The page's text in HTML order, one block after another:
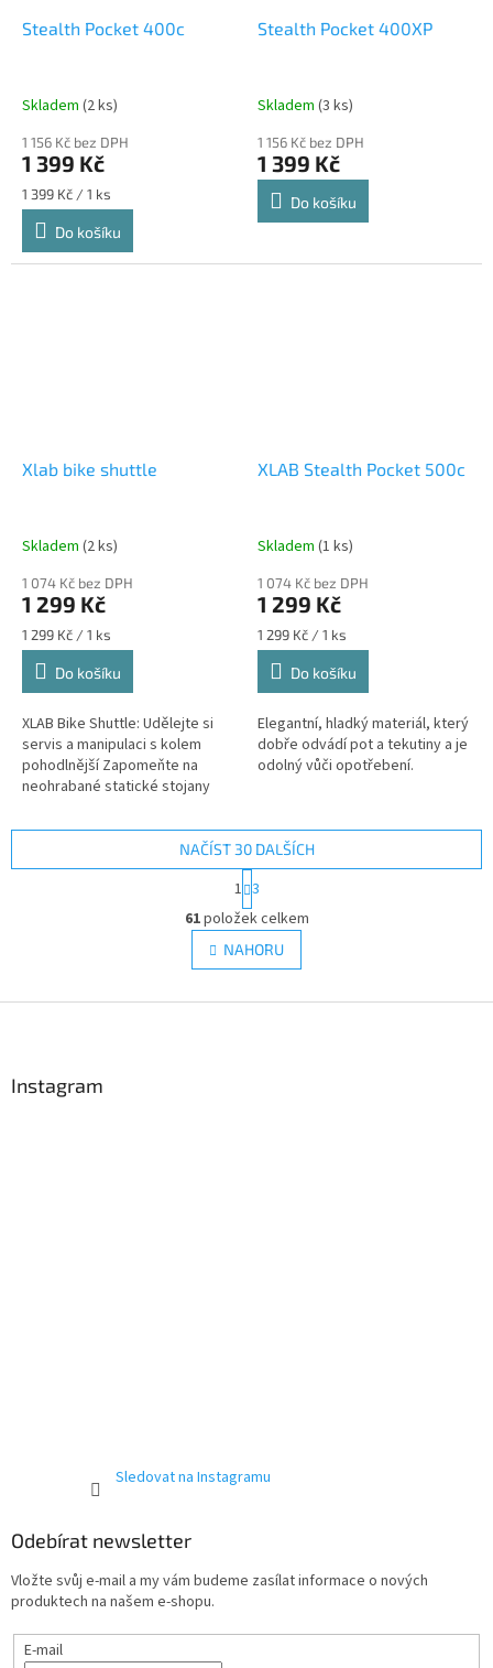
Stealth Pocket 400c
Skladem (2 ks)
1 156 Kč bez DPH
1 399 Kč
Měrná
cena:
1 399 Kč / 1 ks
Do košíku
Stealth Pocket 400XP
Skladem (3 ks)
1 156 Kč bez DPH
1 399 Kč
Do košíku
Xlab bike shuttle
Skladem (2 ks)
1 074 Kč bez DPH
1 299 Kč
Měrná
cena:
1 299 Kč / 1 ks
Do košíku
XLAB Bike Shuttle: Udělejte si
servis a manipulaci s kolem
pohodlnější Zapomeňte na
neohrabané statické stojany
zeď, kde hrozí poškrábání
XLAB Stealth Pocket 500c
Skladem (1 ks)
1 074 Kč bez DPH
1 299 Kč
Měrná
cena:
1 299 Kč / 1 ks
Do košíku
Elegantní, hladký materiál, který
dobře odvádí pot a tekutiny a je
odolný vůči opotřebení.
O
v
l
á
NAČÍST 30 DALŠÍCH
S
t
r
á
n
k
v
1 3
61položek celkem
NAHORU
Instagram
Sledovat na Instagramu
Odebírat newsletter
Vložte svůj e-mail a my vám budeme zasílat informace o nových
produktech na našem e-shopu.
E-mail